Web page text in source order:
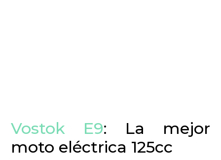
Vostok E9: La mejor
moto eléctrica 125cc